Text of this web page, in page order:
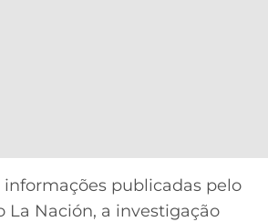
informações publicadas pelo
La Nación, a investigação